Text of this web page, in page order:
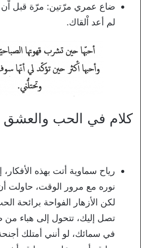
ضاع عمري مرّتين: مرّة قبل اْن
لم أعد اْلقاك.
كلام في الحب والعشق
رياح سماوية أتت بهذه الأفكار،
نوره مع مرور الوقت، حاولت
لكن الأزهار الفواحة برائحة
تصل إليك، تتحول إلى هباء من
في سمائك، لو أنني أمتلك